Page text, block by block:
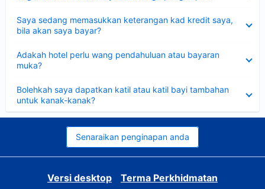
Saya sedang memasukkan keterangan kad kredit saya,
bila akan saya bayar?
Adakah hotel perlu wang pendahuluan atau bayaran
muka?
Bolehkah saya dapatkan katil atau katil bayi tambahan
untuk kanak-kanak?
Senaraikan penginapan anda
Versi desktop
Terma Perkhidmatan